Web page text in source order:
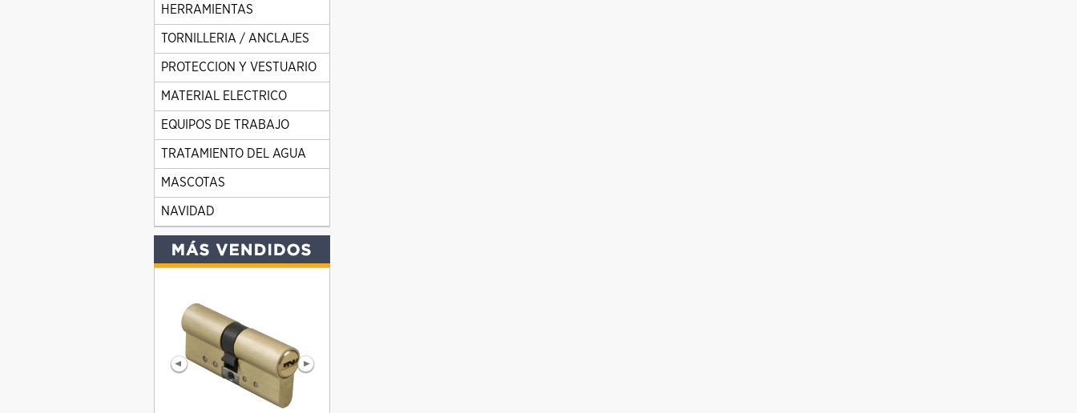
HERRAMIENTAS
TORNILLERIA / ANCLAJES
PROTECCION Y VESTUARIO
MATERIAL ELECTRICO
EQUIPOS DE TRABAJO
TRATAMIENTO DEL AGUA
MASCOTAS
NAVIDAD